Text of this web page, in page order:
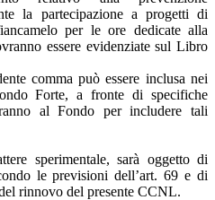
la partecipazione a progetti di
per le ore dedicate alla
essere evidenziate sul Libro
comma può essere inclusa nei
Forte, a fronte di specifiche
al Fondo per includere tali
sperimentale, sarà oggetto di
le previsioni dell’art. 69 e di
rinnovo del presente CCNL.